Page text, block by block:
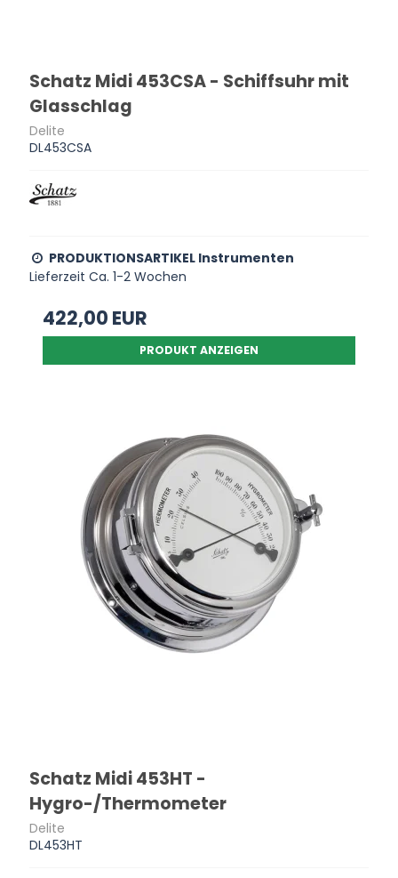
Schatz Midi 453CSA - Schiffsuhr mit
Glasschlag
Delite
DL453CSA
PRODUKTIONSARTIKEL Instrumenten
Lieferzeit Ca. 1-2 Wochen
422,00 EUR
PRODUKT ANZEIGEN
Schatz Midi 453HT -
Hygro-/Thermometer
Delite
DL453HT